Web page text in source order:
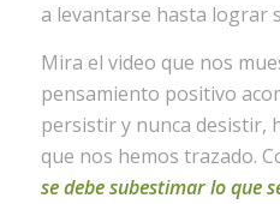
a levantarse hasta lograr
Mira el video que nos
pensamiento positivo
persistir y nunca desistir,
que nos hemos trazado.
se debe subestimar lo que